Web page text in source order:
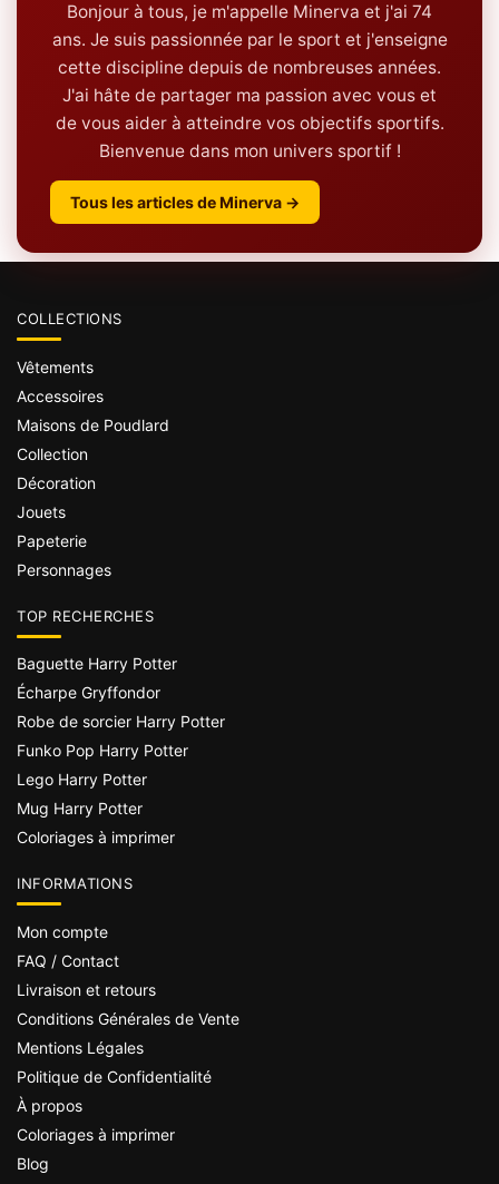
Bonjour à tous, je m'appelle Minerva et j'ai 74
ans. Je suis passionnée par le sport et j'enseigne
cette discipline depuis de nombreuses années.
J'ai hâte de partager ma passion avec vous et
de vous aider à atteindre vos objectifs sportifs.
Bienvenue dans mon univers sportif !
Tous les articles de Minerva →
COLLECTIONS
Vêtements
Accessoires
Maisons de Poudlard
Collection
Décoration
Jouets
Papeterie
Personnages
TOP RECHERCHES
Baguette Harry Potter
Écharpe Gryffondor
Robe de sorcier Harry Potter
Funko Pop Harry Potter
Lego Harry Potter
Mug Harry Potter
Coloriages à imprimer
INFORMATIONS
Mon compte
FAQ / Contact
Livraison et retours
Conditions Générales de Vente
Mentions Légales
Politique de Confidentialité
À propos
Coloriages à imprimer
Blog